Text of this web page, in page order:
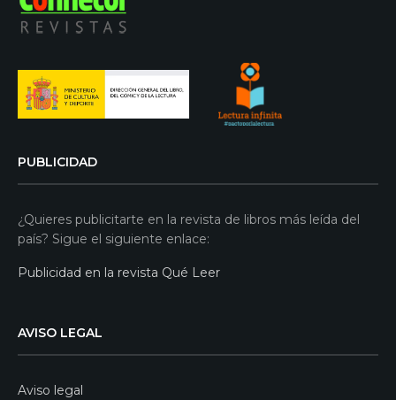
PUBLICIDAD
¿Quieres publicitarte en la revista de libros más leída del
país? Sigue el siguiente enlace:
Publicidad en la revista Qué Leer
AVISO LEGAL
Aviso legal